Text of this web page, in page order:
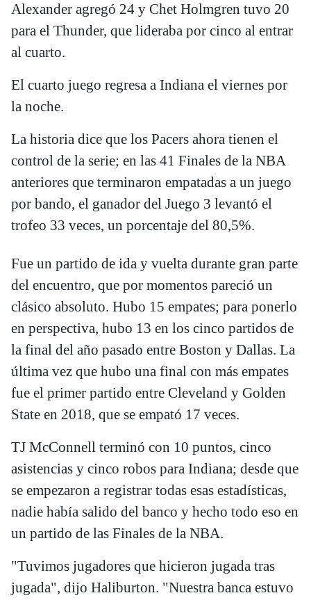
Alexander agregó 24 y Chet Holmgren tuvo 20
para el Thunder, que lideraba por cinco al entrar
al cuarto.
El cuarto juego regresa a Indiana el viernes por
la noche.
La historia dice que los Pacers ahora tienen el
control de la serie; en las 41 Finales de la NBA
anteriores que terminaron empatadas a un juego
por bando, el ganador del Juego 3 levantó el
trofeo 33 veces, un porcentaje del 80,5%.
Fue un partido de ida y vuelta durante gran parte
del encuentro, que por momentos pareció un
clásico absoluto. Hubo 15 empates; para ponerlo
en perspectiva, hubo 13 en los cinco partidos de
la final del año pasado entre Boston y Dallas. La
última vez que hubo una final con más empates
fue el primer partido entre Cleveland y Golden
State en 2018, que se empató 17 veces.
TJ McConnell terminó con 10 puntos, cinco
asistencias y cinco robos para Indiana; desde que
se empezaron a registrar todas esas estadísticas,
nadie había salido del banco y hecho todo eso en
un partido de las Finales de la NBA.
"Tuvimos jugadores que hicieron jugada tras
jugada", dijo Haliburton. "Nuestra banca estuvo